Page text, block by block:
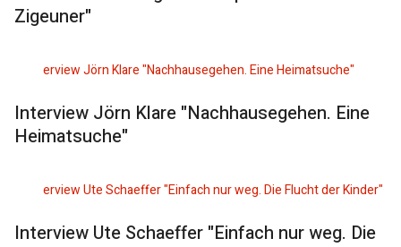
Zigeuner"
Interview Jörn Klare "Nachhausegehen. Eine
Heimatsuche"
Interview Ute Schaeffer "Einfach nur weg. Die